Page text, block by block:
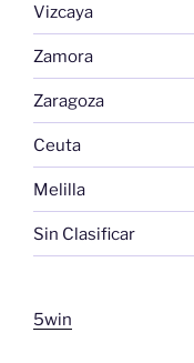
Vizcaya
Zamora
Zaragoza
Ceuta
Melilla
Sin Clasificar
5win